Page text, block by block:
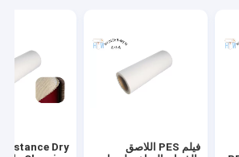
فيلم PES اللاصق
Dry